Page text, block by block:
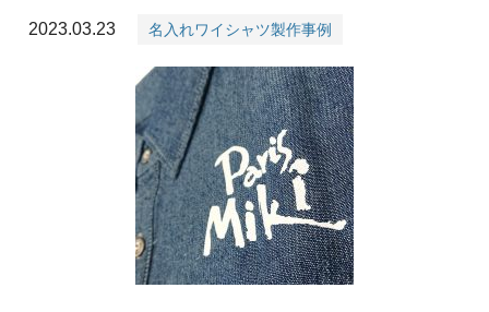
2023.03.23 名入れワイシャツ製作事例